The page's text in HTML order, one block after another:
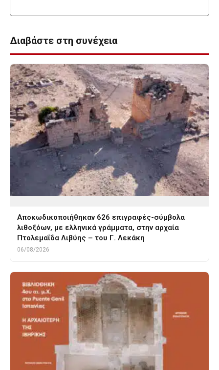
Διαβάστε στη συνέχεια
Αποκωδικοποιήθηκαν 626 επιγραφές-σύμβολα
λιθοξόων, με ελληνικά γράμματα, στην αρχαία
Πτολεμαΐδα Λιβύης – του Γ. Λεκάκη
06/08/2026